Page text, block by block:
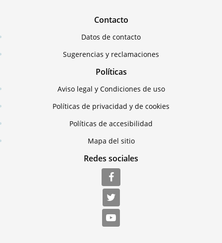
Contacto
Datos de contacto
Sugerencias y reclamaciones
Políticas
Aviso legal y Condiciones de uso
Políticas de privacidad y de cookies
Políticas de accesibilidad
Mapa del sitio
Redes sociales